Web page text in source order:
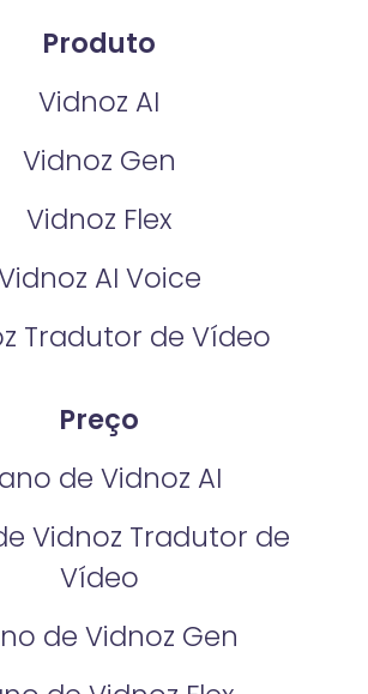
Produto
Vidnoz AI
Vidnoz Gen
Vidnoz Flex
AI Voice
Tradutor de Vídeo
Preço
de Vidnoz AI
Vidnoz Tradutor de
Vídeo
de Vidnoz Gen